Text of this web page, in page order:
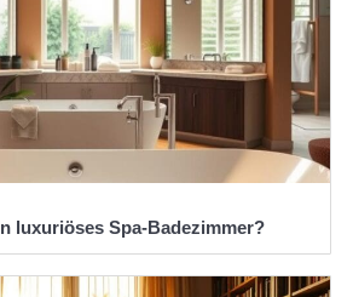
luxuriöses Spa-Badezimmer?